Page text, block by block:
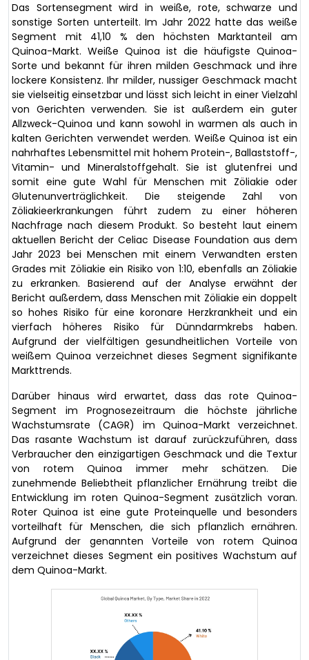
Das Sortensegment wird in weiße, rote, schwarze und
sonstige Sorten unterteilt. Im Jahr 2022 hatte das weiße
Segment mit 41,10 % den höchsten Marktanteil am
Quinoa-Markt. Weiße Quinoa ist die häufigste Quinoa-
Sorte und bekannt für ihren milden Geschmack und ihre
lockere Konsistenz. Ihr milder, nussiger Geschmack macht
sie vielseitig einsetzbar und lässt sich leicht in einer Vielzahl
von Gerichten verwenden. Sie ist außerdem ein guter
Allzweck-Quinoa und kann sowohl in warmen als auch in
kalten Gerichten verwendet werden. Weiße Quinoa ist ein
nahrhaftes Lebensmittel mit hohem Protein-, Ballaststoff-,
Vitamin- und Mineralstoffgehalt. Sie ist glutenfrei und
somit eine gute Wahl für Menschen mit Zöliakie oder
Glutenunverträglichkeit. Die steigende Zahl von
Zöliakieerkrankungen führt zudem zu einer höheren
Nachfrage nach diesem Produkt. So besteht laut einem
aktuellen Bericht der Celiac Disease Foundation aus dem
Jahr 2023 bei Menschen mit einem Verwandten ersten
Grades mit Zöliakie ein Risiko von 1:10, ebenfalls an Zöliakie
zu erkranken. Basierend auf der Analyse erwähnt der
Bericht außerdem, dass Menschen mit Zöliakie ein doppelt
so hohes Risiko für eine koronare Herzkrankheit und ein
vierfach höheres Risiko für Dünndarmkrebs haben.
Aufgrund der vielfältigen gesundheitlichen Vorteile von
weißem Quinoa verzeichnet dieses Segment signifikante
Markttrends.
Darüber hinaus wird erwartet, dass das rote Quinoa-
Segment im Prognosezeitraum die höchste jährliche
Wachstumsrate (CAGR) im Quinoa-Markt verzeichnet.
Das rasante Wachstum ist darauf zurückzuführen, dass
Verbraucher den einzigartigen Geschmack und die Textur
von rotem Quinoa immer mehr schätzen. Die
zunehmende Beliebtheit pflanzlicher Ernährung treibt die
Entwicklung im roten Quinoa-Segment zusätzlich voran.
Roter Quinoa ist eine gute Proteinquelle und besonders
vorteilhaft für Menschen, die sich pflanzlich ernähren.
Aufgrund der genannten Vorteile von rotem Quinoa
verzeichnet dieses Segment ein positives Wachstum auf
dem Quinoa-Markt.